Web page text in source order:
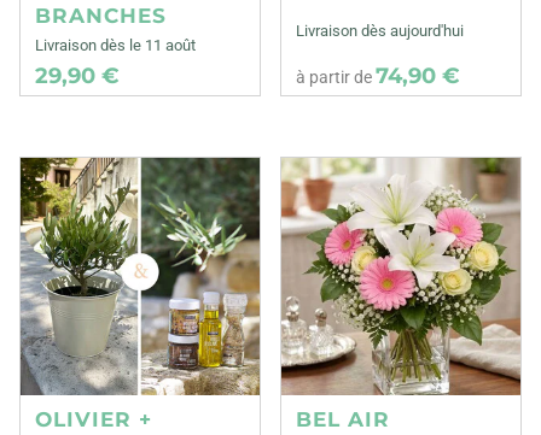
BRANCHES
Livraison dès le 11 août
29,90 €
Livraison dès aujourd'hui
à partir de74,90 €
OLIVIER +
BEL AIR